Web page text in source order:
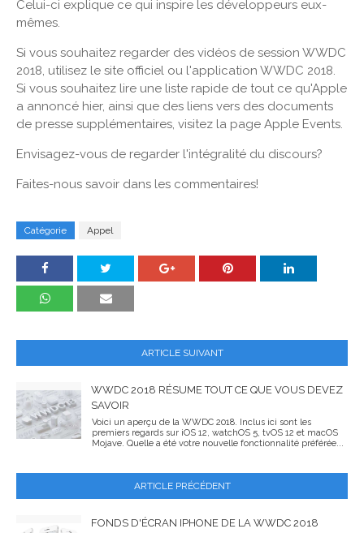
Celui-ci explique ce qui inspire les développeurs eux-
mêmes.
Si vous souhaitez regarder des vidéos de session WWDC
2018, utilisez le site officiel ou l'application WWDC 2018.
Si vous souhaitez lire une liste rapide de tout ce qu'Apple
a annoncé hier, ainsi que des liens vers des documents
de presse supplémentaires, visitez la page Apple Events.
Envisagez-vous de regarder l'intégralité du discours?
Faites-nous savoir dans les commentaires!
Catégorie Appel
ARTICLE SUIVANT
WWDC 2018 RÉSUME TOUT CE QUE VOUS DEVEZ
SAVOIR
Voici un aperçu de la WWDC 2018. Inclus ici sont les
premiers regards sur iOS 12, watchOS 5, tvOS 12 et macOS
Mojave. Quelle a été votre nouvelle fonctionnalité préférée...
ARTICLE PRÉCÉDENT
FONDS D'ÉCRAN IPHONE DE LA WWDC 2018